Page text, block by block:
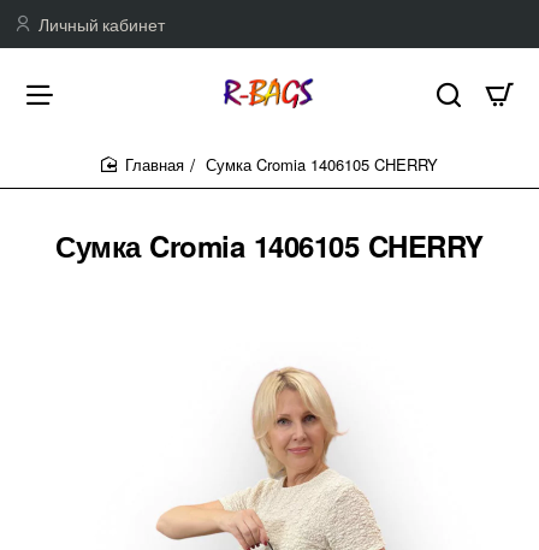
Личный кабинет
Сумка Cromia 1406105 CHERRY
Сумка Cromia 1406105 CHERRY